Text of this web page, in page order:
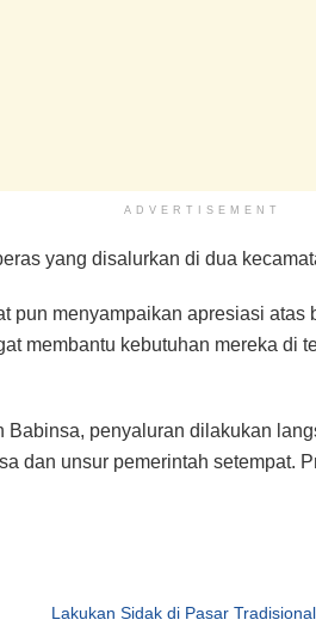
ADVERTISEMENT
yang disalurkan di dua
pun menyampaikan apresiasi atas
membantu kebutuhan mereka di
Babinsa, penyaluran dilakukan
dan unsur pemerintah setempat.
Lakukan Sidak di Pasar Tradisional